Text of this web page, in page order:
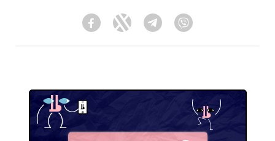
FacebookTwitter Telegram